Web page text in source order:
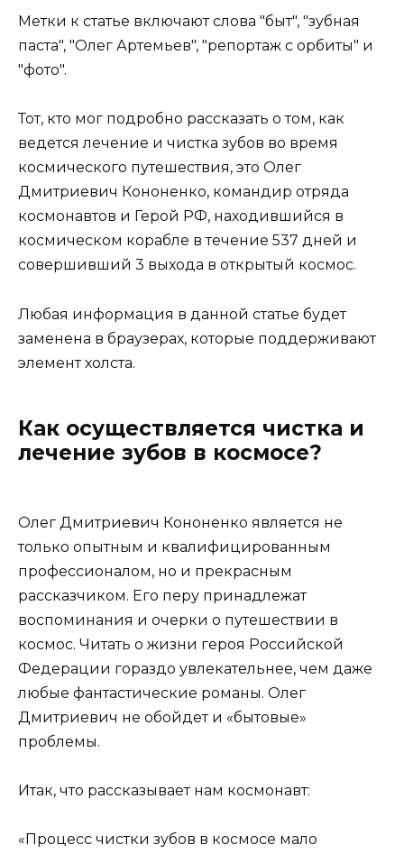
Метки к статье включают слова "быт", "зубная
паста", "Олег Артемьев", "репортаж с орбиты" и
"фото".
Тот, кто мог подробно рассказать о том, как
ведется лечение и чистка зубов во время
космического путешествия, это Олег
Дмитриевич Кононенко, командир отряда
космонавтов и Герой РФ, находившийся в
космическом корабле в течение 537 дней и
совершивший 3 выхода в открытый космос.
Любая информация в данной статье будет
заменена в браузерах, которые поддерживают
элемент холста.
Как осуществляется чистка и
лечение зубов в космосе?
Олег Дмитриевич Кононенко является не
только опытным и квалифицированным
профессионалом, но и прекрасным
рассказчиком. Его перу принадлежат
воспоминания и очерки о путешествии в
космос. Читать о жизни героя Российской
Федерации гораздо увлекательнее, чем даже
любые фантастические романы. Олег
Дмитриевич не обойдет и «бытовые»
проблемы.
Итак, что рассказывает нам космонавт:
«Процесс чистки зубов в космосе мало